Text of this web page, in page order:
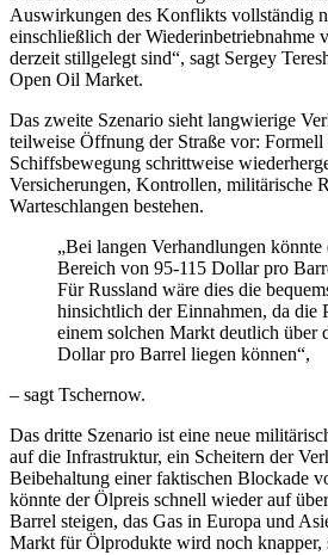
Auswirkungen des Konflikts vollständig
einschließlich der Wiederinbetriebnahme
derzeit stillgelegt sind“, sagt Sergey
Open Oil Market.
Das zweite Szenario sieht langwierige
teilweise Öffnung der Straße vor:
Schiffsbewegung schrittweise
Versicherungen, Kontrollen, militärische
Warteschlangen bestehen.
„Bei langen Verhandlungen
Bereich von 95-115 Dollar pro
Für Russland wäre dies die
hinsichtlich der Einnahmen, da die
einem solchen Markt deutlich über
Dollar pro Barrel liegen können“,
– sagt Tschernow.
Das dritte Szenario ist eine neue
auf die Infrastruktur, ein Scheitern der
Beibehaltung einer faktischen Blockade
könnte der Ölpreis schnell wieder auf
Barrel steigen, das Gas in Europa und
Markt für Ölprodukte wird noch knapper,